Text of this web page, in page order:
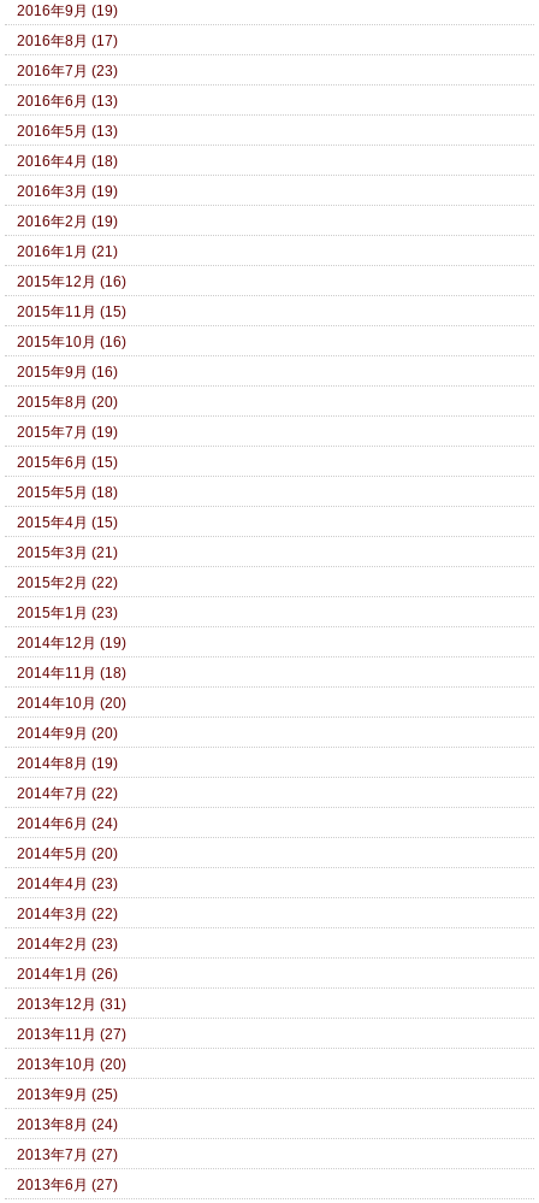
2016年9月 (19)
2016年8月 (17)
2016年7月 (23)
2016年6月 (13)
2016年5月 (13)
2016年4月 (18)
2016年3月 (19)
2016年2月 (19)
2016年1月 (21)
2015年12月 (16)
2015年11月 (15)
2015年10月 (16)
2015年9月 (16)
2015年8月 (20)
2015年7月 (19)
2015年6月 (15)
2015年5月 (18)
2015年4月 (15)
2015年3月 (21)
2015年2月 (22)
2015年1月 (23)
2014年12月 (19)
2014年11月 (18)
2014年10月 (20)
2014年9月 (20)
2014年8月 (19)
2014年7月 (22)
2014年6月 (24)
2014年5月 (20)
2014年4月 (23)
2014年3月 (22)
2014年2月 (23)
2014年1月 (26)
2013年12月 (31)
2013年11月 (27)
2013年10月 (20)
2013年9月 (25)
2013年8月 (24)
2013年7月 (27)
2013年6月 (27)